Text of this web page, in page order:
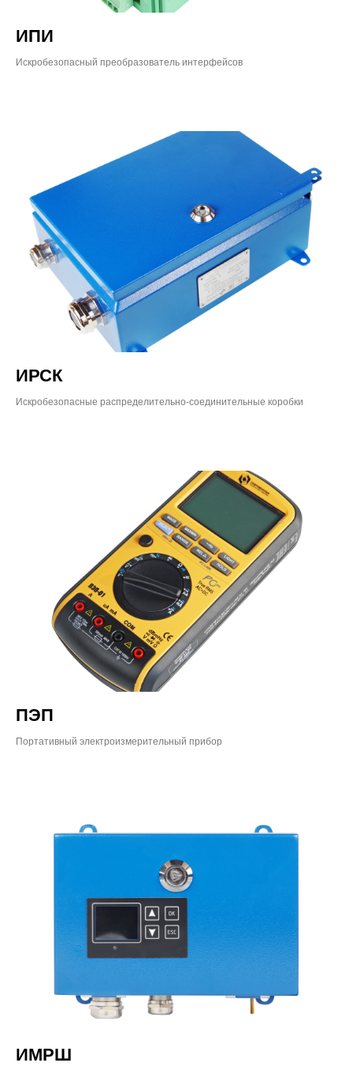
ИПИ
Искробезопасный преобразователь интерфейсов
ИРСК
Искробезопасные распределительно-соединительные коробки
ПЭП
Портативный электроизмерительный прибор
ИМРШ